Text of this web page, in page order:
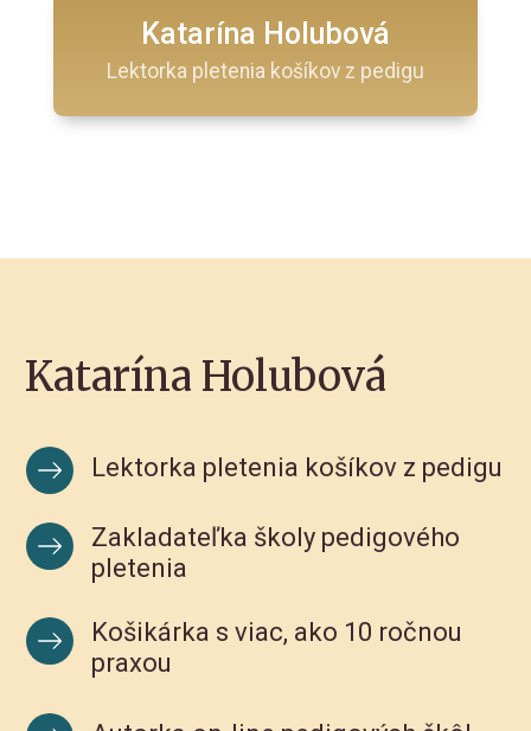
Katarína Holubová
Lektorka pletenia košíkov z pedigu
Katarína Holubová
Lektorka pletenia košíkov z pedigu
Zakladateľka školy pedigového
pletenia
Košikárka s viac, ako 10 ročnou
praxou